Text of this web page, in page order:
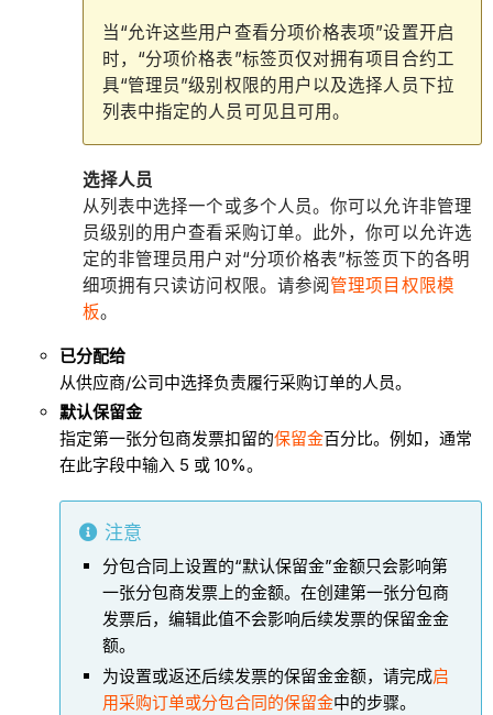
当“允许这些用户查看分项价格表项”设置开启
时，“分项价格表”标签页仅对拥有项目合约工
具“管理员”级别权限的用户以及选择人员下拉
列表中指定的人员可见且可用。
选择人员
从列表中选择一个或多个人员。你可以允许非管理
员级别的用户查看采购订单。此外，你可以允许选
定的非管理员用户对“分项价格表”标签页下的各明
细项拥有只读访问权限。请参阅管理项目权限模
板。
已分配给
从供应商/公司中选择负责履行采购订单的人员。
默认保留金
指定第一张分包商发票扣留的保留金百分比。例如，通常
在此字段中输入 5 或 10%。
注意
分包合同上设置的“默认保留金”金额只会影响第
一张分包商发票上的金额。在创建第一张分包商
发票后，编辑此值不会影响后续发票的保留金金
额。
为设置或返还后续发票的保留金金额，请完成启
用采购订单或分包合同的保留金中的步骤。